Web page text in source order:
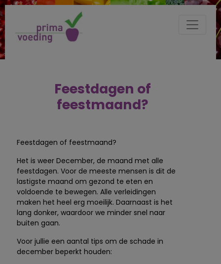
Feestdagen of
feestmaand?
Feestdagen of feestmaand?
Het is weer December, de maand met alle
feestdagen. Voor de meeste mensen is dit de
lastigste maand om gezond te eten en
voldoende te bewegen. Alle verleidingen
maken het heel erg moeilijk. Daarnaast is het
lang donker, waardoor we minder snel naar
buiten gaan.
Voor jullie een aantal tips om de schade in
december beperkt houden: